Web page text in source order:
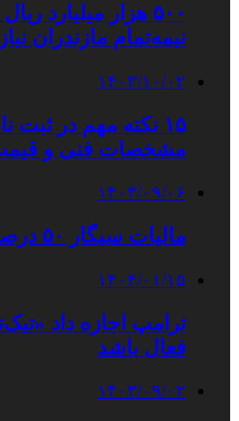
۵۰۰ هزار میلیارد
نیمه‌تمام مازندران
۱۴۰۳/۱۰/۰۲
۱۵ نکته مهم در ثبت
مشخصات فنی و قیمت
۱۴۰۳/۰۹/۰۶
مالیات سیگار ۵۰ درصد افزایش یافت
۱۴۰۴/۰۱/۱۵
فعال باشد
۱۴۰۳/۰۹/۰۲